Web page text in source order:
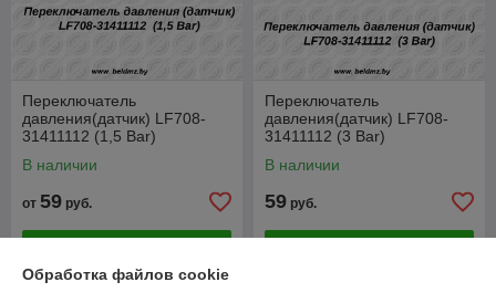
Переключатель
давления(датчик) LF708-
31411112 (1,5 Bar)
В наличии
от 59 руб.
Переключатель
давления(датчик) LF708-
31411112 (3 Bar)
В наличии
59 руб.
Обработка файлов cookie